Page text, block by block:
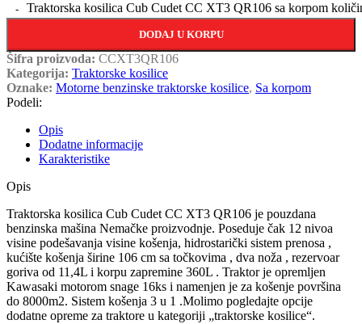
Traktorska kosilica Cub Cudet CC XT3 QR106 sa korpom
DODAJ U KORPU
Šifra proizvoda: CCXT3QR106
Kategorija: Traktorske kosilice
Oznake: Motorne benzinske traktorske kosilice, Sa korpom
Podeli:
Opis
Dodatne informacije
Karakteristike
Opis
Traktorska kosilica Cub Cudet CC XT3 QR106 je pouzdana
benzinska mašina Nemačke proizvodnje. Poseduje čak 12 nivoa
visine podešavanja visine košenja, hidrostarički sistem prenosa ,
kućište košenja širine 106 cm sa točkovima , dva noža , rezervoar
goriva od 11,4L i korpu zapremine 360L . Traktor je opremljen
Kawasaki motorom snage 16ks i namenjen je za košenje površina
do 8000m2. Sistem košenja 3 u 1 .Molimo pogledajte opcije
dodatne opreme za traktore u kategoriji „traktorske kosilice“.